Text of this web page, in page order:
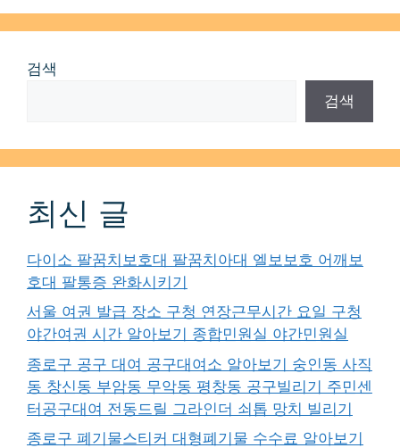
검색
검색
최신 글
다이소 팔꿈치보호대 팔꿈치아대 엘보보호 어깨보
호대 팔통증 완화시키기
서울 여권 발급 장소 구청 연장근무시간 요일 구청
야간여권 시간 알아보기 종합민원실 야간민원실
종로구 공구 대여 공구대여소 알아보기 숭인동 사직
동 창신동 부암동 무악동 평창동 공구빌리기 주민센
터공구대여 전동드릴 그라인더 쇠톱 망치 빌리기
종로구 폐기물스티커 대형폐기물 수수료 알아보기